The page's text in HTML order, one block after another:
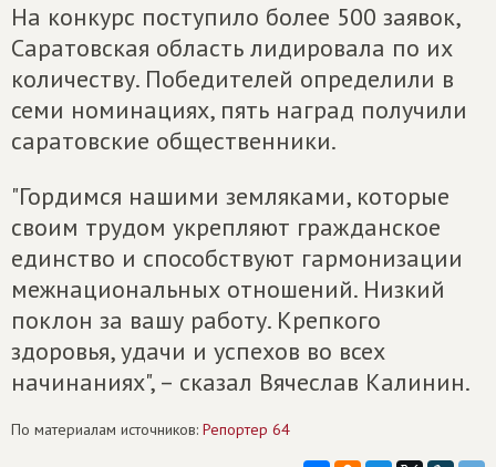
На конкурс поступило более 500 заявок,
Саратовская область лидировала по их
количеству. Победителей определили в
семи номинациях, пять наград получили
саратовские общественники.
"Гордимся нашими земляками, которые
своим трудом укрепляют гражданское
единство и способствуют гармонизации
межнациональных отношений. Низкий
поклон за вашу работу. Крепкого
здоровья, удачи и успехов во всех
начинаниях", – сказал Вячеслав Калинин.
По материалам источников: Репортер 64